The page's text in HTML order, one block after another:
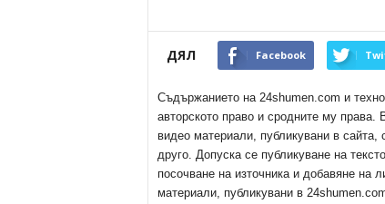
ДЯЛ Facebook
Съдържанието на 24shumen.com и
авторското право и сродните му права.
видео материали, публикувани в сайта,
друго. Допуска се публикуване на
посочване на източника и добавяне на
материали, публикувани в